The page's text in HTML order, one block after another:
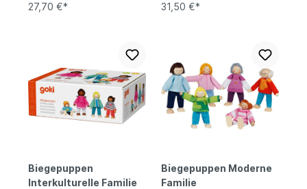
27,70 €* 31,50 €*
Biegepuppen
Interkulturelle Familie
Biegepuppen Moderne
Familie